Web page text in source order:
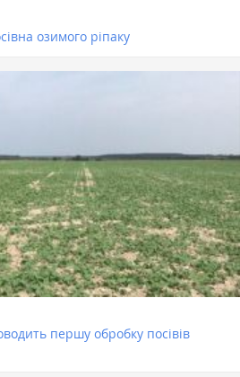
озимого ріпаку
першу обробку посівів